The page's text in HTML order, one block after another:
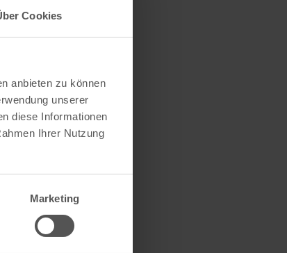
Cookies
anbieten zu können
unserer
diese Informationen
Ihrer Nutzung
Marketing